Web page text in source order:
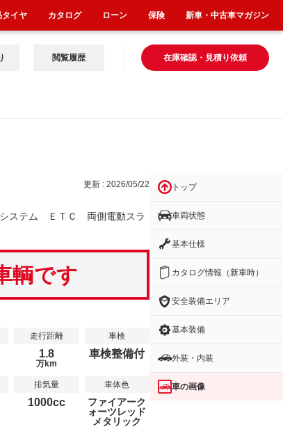
在庫確認・見積り依頼
閲覧履歴
更新 : 2026/05/22
ステム ＥＴＣ 両側電動スラ
輌です
走行距離
1.8
万km
車検
車検整備付
排気量
1000cc
車体色
ファイアーク
ォーツレッド
メタリック
トップ
車両状態
基本仕様
カタログ情報（新車時）
安全装備エリア
基本装備
外装・内装
車の画像
タイヤ カタログ ローン 保険 新車・中古車マガジン